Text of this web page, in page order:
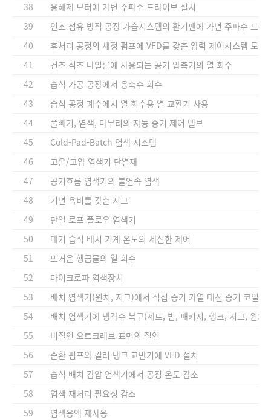
38
용해제 모터에 가변 주파수 드라이브 설치
39
인조 섬유 방적 공장 가습시스템의 환기팬에 가변 주파수 드라
40
후처리 공정의 세정 펌프에 VFD를 갖춘 압력 제어시스템 도입
41
건조 직조 나일론에 사용되는 공기 압축기의 열 회수
42
습식 가공 공장에서 응축수 회수
43
습식 공정 폐수에서 열 회수용 열 교환기 사용
44
풀빼기, 염색, 마무리의 자동 증기 제어 밸브
45
Cold-Pad-Batch 염색 시스템
46
고온/고압 염색기 단열재
47
공기흐름 염색기의 불연속 염색
48
기변 욕비를 갖춘 지그
49
단일 로프 플로우 염색기
50
대기 습식 배치 기계 온도의 세심한 제어
51
뜨거운 헹굼물의 열 회수
52
마이크로파 염색장치
53
배치 염색기(윈치, 지그)에서 직접 증기 가열 대신 증기 코일
54
배치 염색기에 냉각수 복구(제트, 빔, 패키지, 행크, 지그, 윈치)
55
비절연 오트크레브 표면의 절연
56
순환 펌프와 컬러 탱크 교반기에 VFD 설치
57
습식 배치 감압 염색기에서 공정 온도 감소
58
염색 재처리 필요성 감소
59
염색용액 재사용